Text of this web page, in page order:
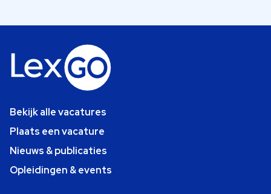
Bekijk alle vacatures
Plaats een vacature
Nieuws & publicaties
Opleidingen & events